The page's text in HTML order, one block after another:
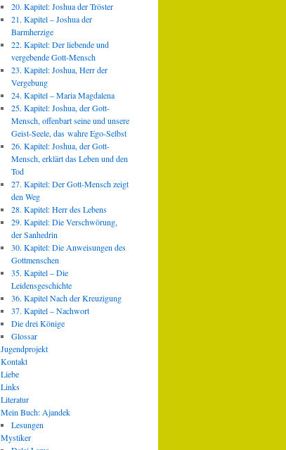
20. Kapitel: Joshua der Tröster
21. Kapitel – Joshua der
Barmherzige
22. Kapitel: Der liebende und
vergebende Gott-Mensch
23. Kapitel: Joshua, Herr der
Vergebung
24. Kapitel – Maria Magdalena
25. Kapitel: Joshua, der Gott-
Mensch, offenbart seine und unsere
Geist-Seele, das wahre Ego-Selbst
26. Kapitel: Joshua, der Gott-
Mensch, erklärt das Leben und den
Tod
27. Kapitel: Der Gott-Mensch zeigt
den Weg
28. Kapitel: Herr des Lebens
29. Kapitel: Die Verschwörung,
der Sanhedrin
30. Kapitel: Die Anweisungen des
Gottmenschen
35. Kapitel – Die
Leidensgeschichte
36. Kapitel Nach der Kreuzigung
37. Kapitel – Nachwort
Die drei Könige
Glossar
Jugendprojekt
Kontakt
Liebe
Links
Literatur
Mein Buch: Ajandek
Lesungen
Mystiker